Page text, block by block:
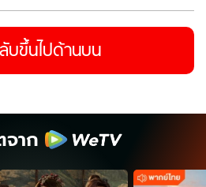
บขึ้นไปด้านบน
าก